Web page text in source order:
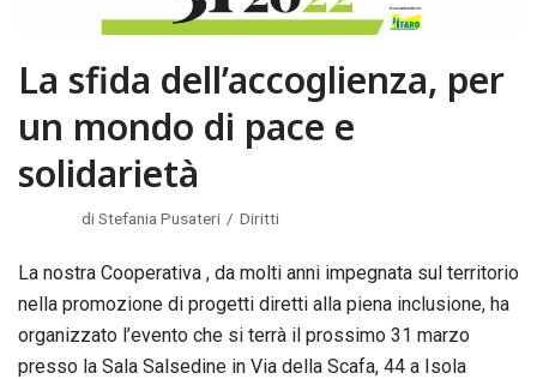
La sfida dell’accoglienza, per
un mondo di pace e
solidarietà
diStefania Pusateri Diritti
La nostra Cooperativa , da molti anni impegnata sul territorio
nella promozione di progetti diretti alla piena inclusione, ha
organizzato l’evento che si terrà il prossimo 31 marzo
presso la Sala Salsedine in Via della Scafa, 44 a Isola